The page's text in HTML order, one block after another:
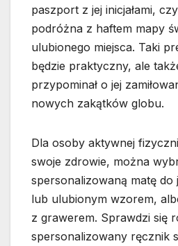
paszport z jej inicjałami,
podróżna z haftem mapy
ulubionego miejsca. Taki
będzie praktyczny, ale
przypominał o jej
nowych zakątków globu.
Dla osoby aktywnej
swoje zdrowie, można
spersonalizowaną matę do
lub ulubionym wzorem,
z grawerem. Sprawdzi się
spersonalizowany ręcznik